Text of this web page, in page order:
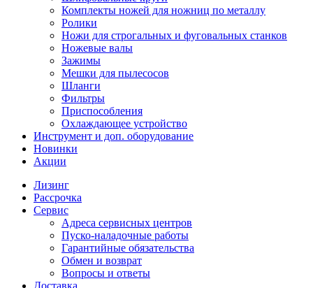
Комплекты ножей для ножниц по металлу
Ролики
Ножи для строгальных и фуговальных станков
Ножевые валы
Зажимы
Мешки для пылесосов
Шланги
Фильтры
Приспособления
Охлаждающее устройство
Инструмент и доп. оборудование
Новинки
Акции
Лизинг
Рассрочка
Сервис
Адреса сервисных центров
Пуско-наладочные работы
Гарантийные обязательства
Обмен и возврат
Вопросы и ответы
Доставка